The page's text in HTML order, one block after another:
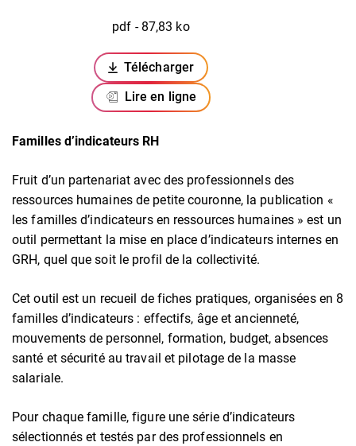
pdf - 87,83 ko
Télécharger
(ouverture dans un nouvel onglet)
Lire en ligne
Familles d’indicateurs RH
Fruit d’un partenariat avec des professionnels des
ressources humaines de petite couronne, la publication «
les familles d’indicateurs en ressources humaines » est un
outil permettant la mise en place d’indicateurs internes en
GRH, quel que soit le profil de la collectivité.
Cet outil est un recueil de fiches pratiques, organisées en 8
familles d’indicateurs : effectifs, âge et ancienneté,
mouvements de personnel, formation, budget, absences
santé et sécurité au travail et pilotage de la masse
salariale.
Pour chaque famille, figure une série d’indicateurs
sélectionnés et testés par des professionnels en